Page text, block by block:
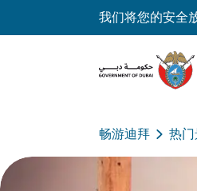
我们将您的安全
畅游迪拜 热